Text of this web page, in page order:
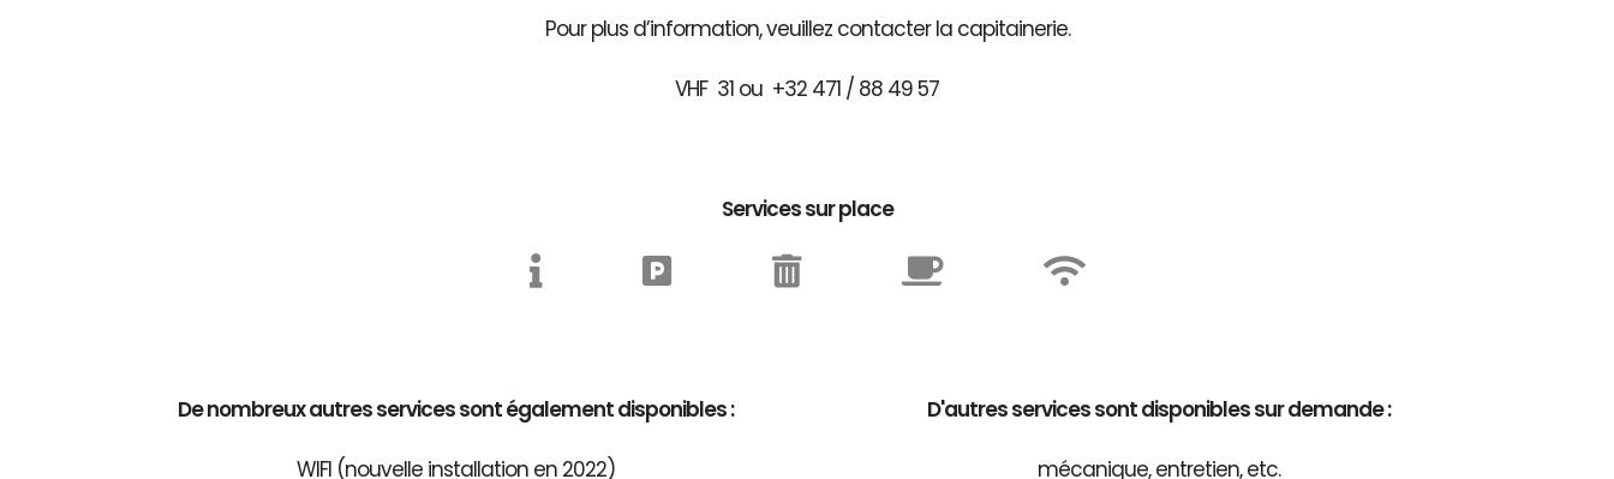
Pour plus d’information, veuillez contacter la capitainerie.
VHF 31 ou +32 471 / 88 49 57
Services sur place
De nombreux autres services sont également disponibles :
WIFI (nouvelle installation en 2022)
D'autres services sont disponibles sur demande :
mécanique, entretien, etc.